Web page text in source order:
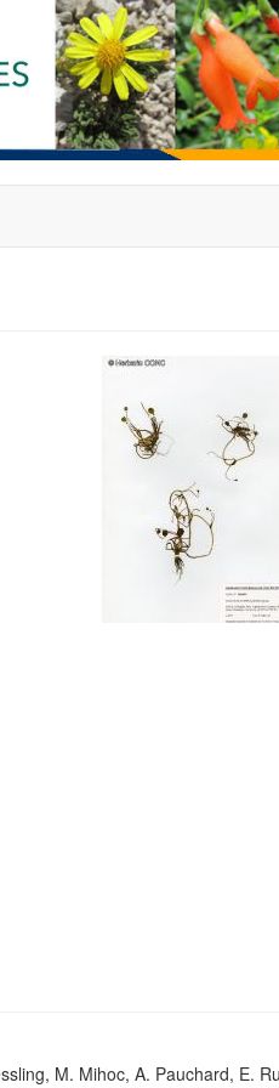
M. Mihoc, A. Pauchard, E.